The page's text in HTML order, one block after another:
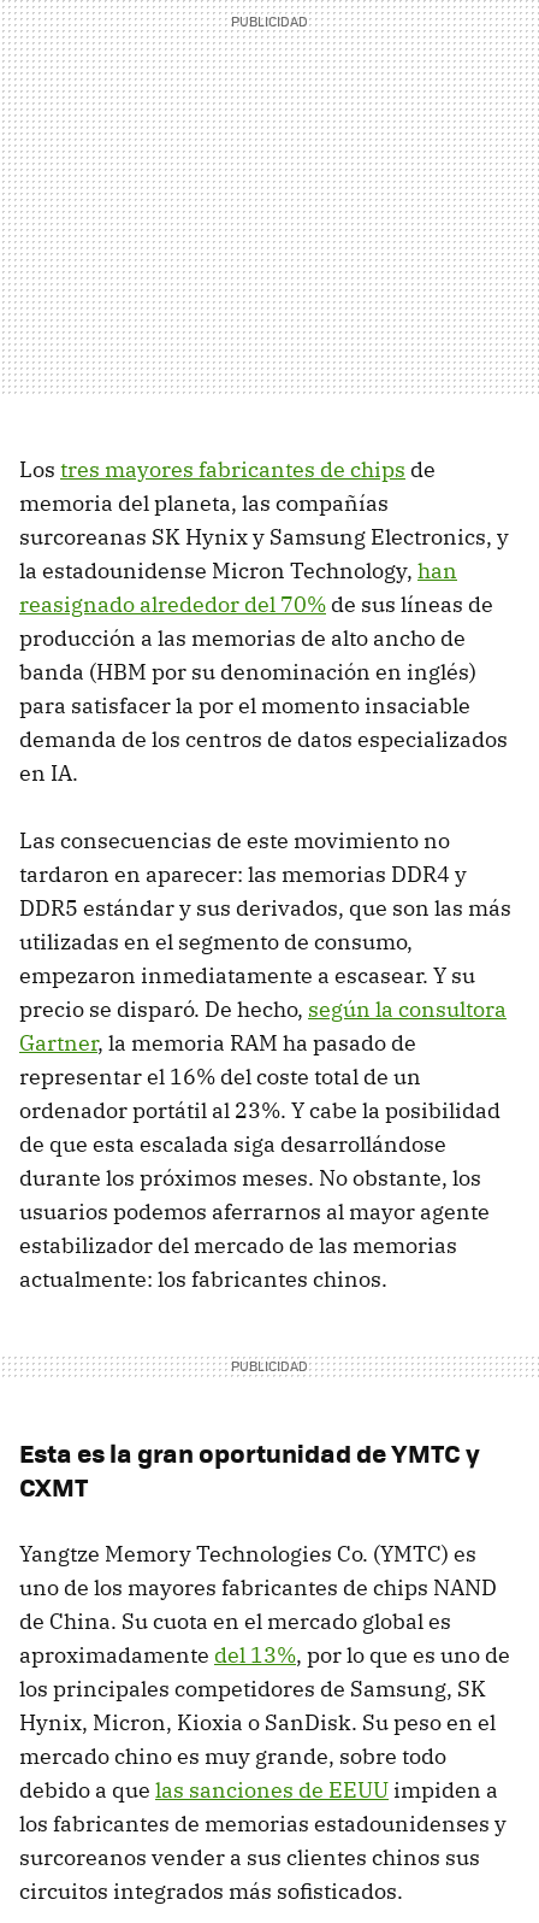
Los tres mayores fabricantes de chips de
memoria del planeta, las compañías
surcoreanas SK Hynix y Samsung Electronics, y
la estadounidense Micron Technology, han
reasignado alrededor del 70% de sus líneas de
producción a las memorias de alto ancho de
banda (HBM por su denominación en inglés)
para satisfacer la por el momento insaciable
demanda de los centros de datos especializados
en IA.
Las consecuencias de este movimiento no
tardaron en aparecer: las memorias DDR4 y
DDR5 estándar y sus derivados, que son las más
utilizadas en el segmento de consumo,
empezaron inmediatamente a escasear. Y su
precio se disparó. De hecho, según la consultora
Gartner, la memoria RAM ha pasado de
representar el 16% del coste total de un
ordenador portátil al 23%. Y cabe la posibilidad
de que esta escalada siga desarrollándose
durante los próximos meses. No obstante, los
usuarios podemos aferrarnos al mayor agente
estabilizador del mercado de las memorias
actualmente: los fabricantes chinos.
Esta es la gran oportunidad de YMTC y
CXMT
Yangtze Memory Technologies Co. (YMTC) es
uno de los mayores fabricantes de chips NAND
de China. Su cuota en el mercado global es
aproximadamente del 13%, por lo que es uno de
los principales competidores de Samsung, SK
Hynix, Micron, Kioxia o SanDisk. Su peso en el
mercado chino es muy grande, sobre todo
debido a que las sanciones de EEUU impiden a
los fabricantes de memorias estadounidenses y
surcoreanos vender a sus clientes chinos sus
circuitos integrados más sofisticados.